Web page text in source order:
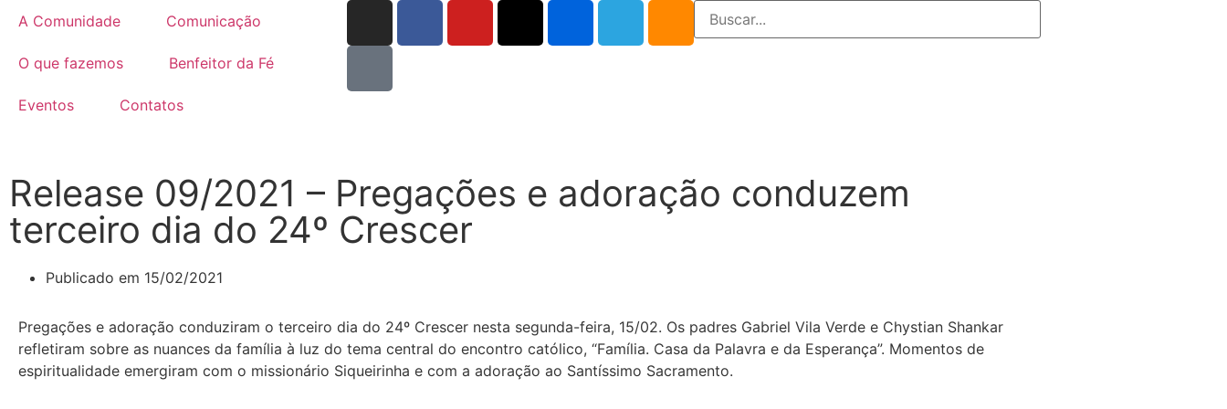
A Comunidade Comunicação
O que fazemos Benfeitor da Fé
Eventos Contatos
Release 09/2021 – Pregações e adoração conduzem
terceiro dia do 24º Crescer
Publicado em 15/02/2021
Pregações e adoração conduziram o terceiro dia do 24º Crescer nesta segunda-feira, 15/02. Os padres Gabriel Vila Verde e Chystian Shankar
refletiram sobre as nuances da família à luz do tema central do encontro católico, “Família. Casa da Palavra e da Esperança”. Momentos de
espiritualidade emergiram com o missionário Siqueirinha e com a adoração ao Santíssimo Sacramento.